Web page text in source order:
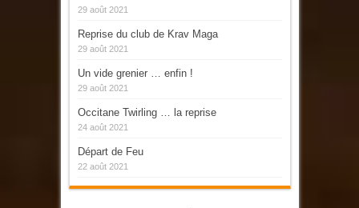
29 août 2021
Reprise du club de Krav Maga
29 août 2021
Un vide grenier … enfin !
29 août 2021
Occitane Twirling … la reprise
24 août 2021
Départ de Feu
22 août 2021